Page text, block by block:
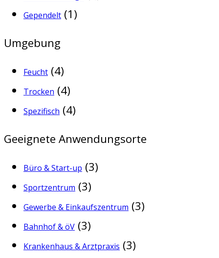
Gependelt (1)
Umgebung
Feucht (4)
Trocken (4)
Spezifisch (4)
Geeignete Anwendungsorte
Büro & Start-up (3)
Sportzentrum (3)
Gewerbe & Einkaufszentrum (3)
Bahnhof & öV (3)
Krankenhaus & Arztpraxis (3)